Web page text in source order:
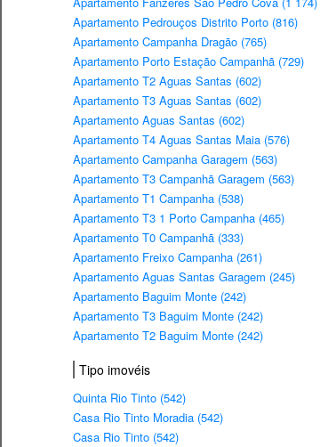
Apartamento Pedrouços Distrito Porto (816)
Apartamento Campanha Dragão (765)
Apartamento Porto Estação Campanhã (729)
Apartamento T2 Aguas Santas (602)
Apartamento T3 Aguas Santas (602)
Apartamento Aguas Santas (602)
Apartamento T4 Aguas Santas Maia (576)
Apartamento Campanha Garagem (563)
Apartamento T3 Campanhã Garagem (563)
Apartamento T1 Campanha (538)
Apartamento T3 1 Porto Campanha (465)
Apartamento T0 Campanhã (333)
Apartamento Freixo Campanha (261)
Apartamento Aguas Santas Garagem (245)
Apartamento Baguim Monte (242)
Apartamento T3 Baguim Monte (242)
Apartamento T2 Baguim Monte (242)
Tipo imovéis
Quinta Rio Tinto (542)
Casa Rio Tinto Moradia (542)
Casa Rio Tinto (542)